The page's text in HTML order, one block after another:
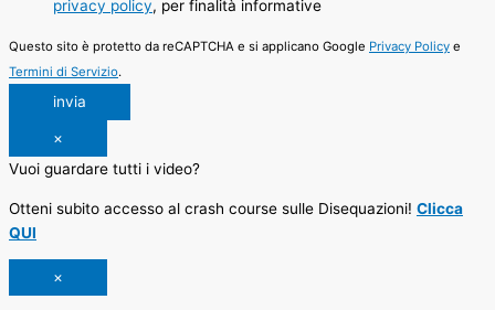
privacy policy, per finalità informative
Questo sito è protetto da reCAPTCHA e si applicano Google Privacy Policy e
Termini di Servizio.
invia
×
Vuoi guardare tutti i video?
Otteni subito accesso al crash course sulle Disequazioni! Clicca
QUI
×